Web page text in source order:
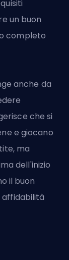
un buon
completo
anche da
che si
e giocano
ma
dell'inizio
il buon